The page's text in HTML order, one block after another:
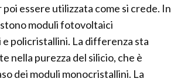
essere utilizzata come si crede. In
moduli fotovoltaici
policristallini. La differenza sta
nella purezza del silicio, che è
dei moduli monocristallini. La